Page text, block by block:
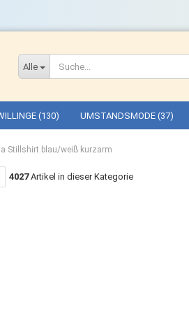
Alle
(130) UMSTANDSMODE (37)
Stillshirt blau/weiß kurzarm
4027Artikel in dieser Kategorie